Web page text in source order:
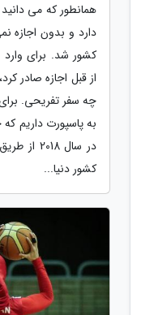
همانطور که می
دارد و بدون اجازه
کشور شد. برای
از قبل اجازه صادر
چه سفر تفریحی.
به پاسپورت داریم
کشور دنیا...